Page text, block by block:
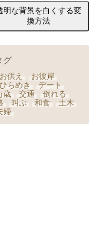
明な背景を白くする変
換方法
グ
お供え
お彼岸
らめき
デート
歳 交通
倒れる
叫ぶ 和食
土木
婦